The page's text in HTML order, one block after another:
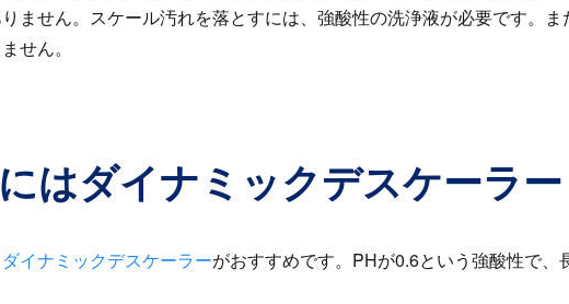
ません。スケール汚れを落とすには、強酸性の洗浄液が必要です。
せん。
はダイナミックデスケーラー
ダイナミックデスケーラーがおすすめです。 PHが0.6という強酸性で、